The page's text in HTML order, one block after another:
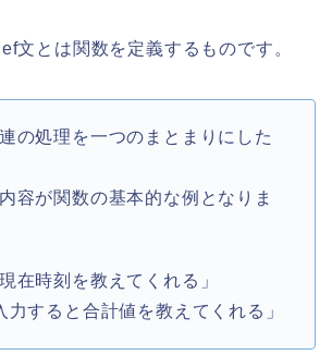
文とは関数を定義するものです。
の処理を一つのまとまりにした
容が関数の基本的な例となりま
在時刻を教えてくれる」
力すると合計値を教えてくれる」